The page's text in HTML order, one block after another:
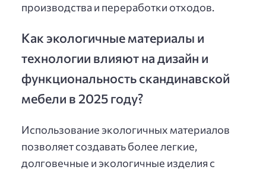
производства и переработки отходов.
Как экологичные материалы и
технологии влияют на дизайн и
функциональность скандинавской
мебели в 2025 году?
Использование экологичных материалов
позволяет создавать более легкие,
долговечные и экологичные изделия с